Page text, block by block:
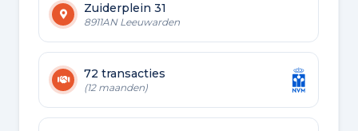
Zuiderplein 31
8911AN Leeuwarden
72 transacties
(12 maanden)